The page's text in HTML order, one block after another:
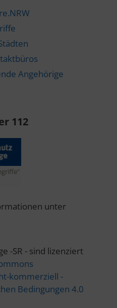
Angehörige
112
unter
-SR - sind lizenziert
kommerziell -
Bedingungen 4.0